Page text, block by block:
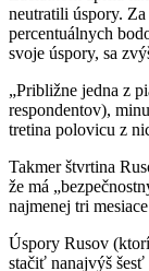
neutratili úspory.
percentuálnych
svoje úspory, sa
„Približne jedna z
respondentov),
tretina polovicu z
Takmer štvrtina
že má
najmenej tri
Úspory Rusov
stačiť nanajvýš